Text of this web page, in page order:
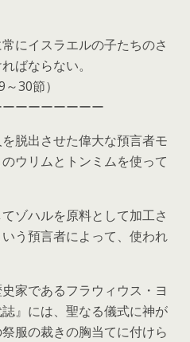
にイスラエルの子たちのさ
ばならない。
30節）
ーーーーーーー
脱出させた偉大な預言者モ
ウリムとトンミムを使って
ゾハルを原料として加工さ
う預言者によって、使われ
家であるフラウィウス・ヨ
』には、聖なる儀式に神が
服の裁きの胸当てに付けら